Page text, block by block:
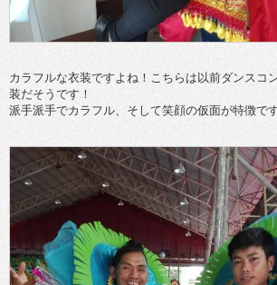
カラフルな衣装ですよね！こちらは以前ダンスコ
装だそうです！
派手派手でカラフル、そして笑顔の仮面が特徴で